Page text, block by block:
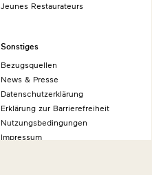
Jeunes Restaurateurs
Sonstiges
Bezugsquellen
News & Presse
Datenschutzerklärung
Erklärung zur Barrierefreiheit
Nutzungsbedingungen
Impressum